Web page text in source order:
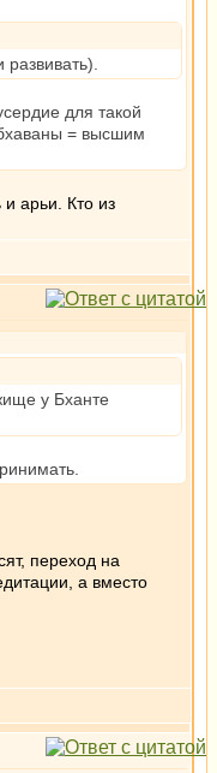
для такой
= высшим
арьи. Кто из
у Бханте
переход на
а вместо